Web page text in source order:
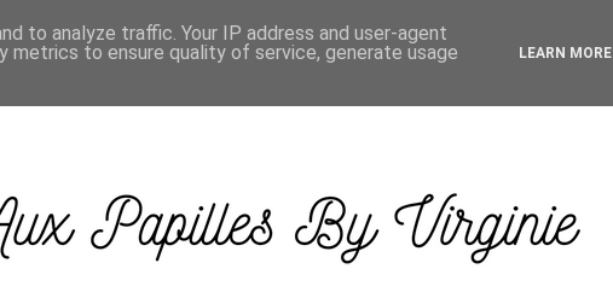
to analyze traffic. Your IP address and user-agent
metrics to ensure quality of service, generate usage
LEARN MORE